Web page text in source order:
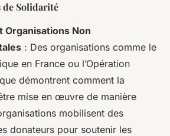
de Solidarité
Organisations Non
: Des organisations comme le
en France ou l’Opération
démontrent comment la
mise en œuvre de manière
mobilisent des
donateurs pour soutenir les